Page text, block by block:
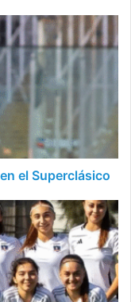
el Superclásico